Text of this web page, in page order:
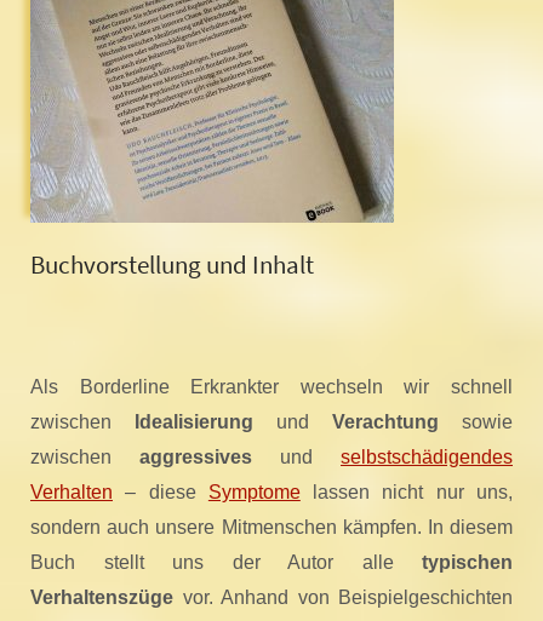
Buchvorstellung und Inhalt
Als Borderline Erkrankter wechseln wir schnell
zwischen
Idealisierung und Verachtung sowie
zwischen aggressives und selbstschädigendes
Verhalten – diese Symptomelassen nicht nur uns,
sondern auch unsere Mitmenschen kämpfen. In diesem
Buch stellt uns der Autor alle typischen
Verhaltenszüge vor. Anhand von Beispielgeschichten